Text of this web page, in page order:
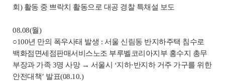
회) 활동 중 쁘락치 활동으로 대공 경찰 특채설 보도
08.08(월)
○100년 만의 폭우사태 발생 : 서울 신림동 반지하주택 침수로
백화점면세점판매서비스노조 부루벨코리아지부 홍수지 총무
부장과 가족 3명 사망 → 서울시 ‘지하·반지하 거주 가구를 위한
안전대책’ 발표(08.10.)